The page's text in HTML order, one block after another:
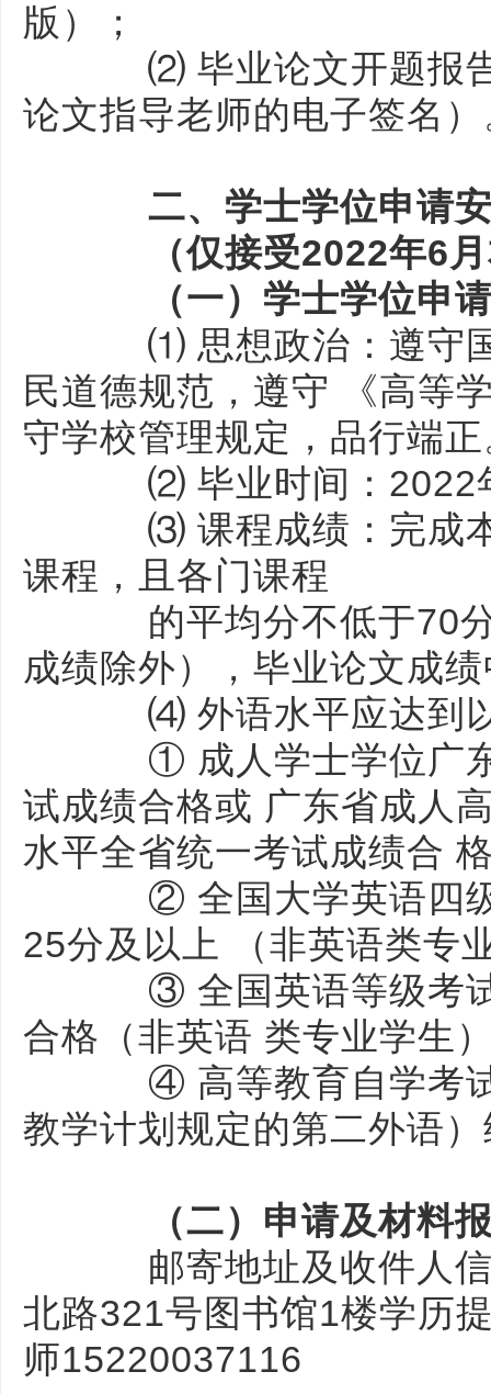
版）；
⑵ 毕业论文开题报告
论文指导老师的电子签名
二、学士学位申请
（仅接受2022年6月
（一）学士学位申请
⑴ 思想政治：遵守国
民道德规范，遵守 《高等
守学校管理规定，品行端
⑵ 毕业时间：2022
⑶ 课程成绩：完成本
课程，且各门课程
的平均分不低于70分
成绩除外），毕业论文成
⑷ 外语水平应达到以
① 成人学士学位广东
试成绩合格或 广东省成人
水平全省统一考试成绩合
② 全国大学英语四级
25分及以上 （非英语类专
③ 全国英语等级考试
合格（非英语 类专业学生
④ 高等教育自学考试
教学计划规定的第二外语
（二）申请及材料报
邮寄地址及收件人信
北路321号图书馆1楼学历
师15220037116